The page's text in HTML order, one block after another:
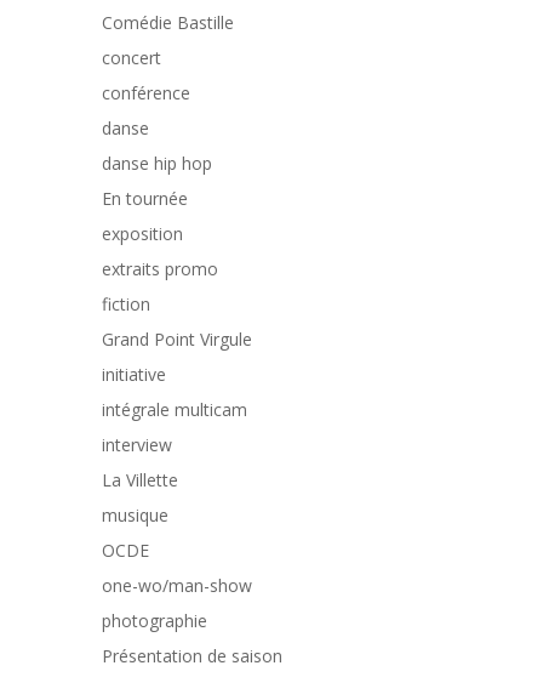
Comédie Bastille
concert
conférence
danse
danse hip hop
En tournée
exposition
extraits promo
fiction
Grand Point Virgule
initiative
intégrale multicam
interview
La Villette
musique
OCDE
one-wo/man-show
photographie
Présentation de saison